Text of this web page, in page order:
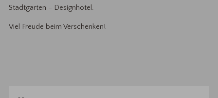
Stadtgarten – Designhotel.
Viel Freude beim Verschenken!